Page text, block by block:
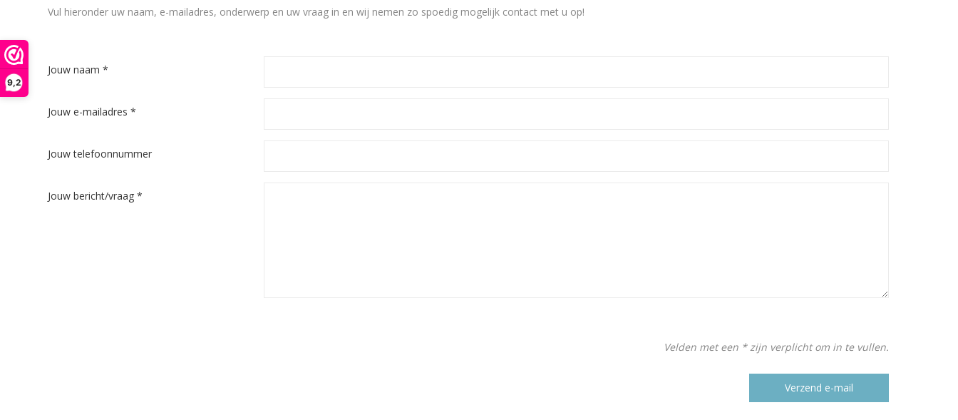
9,2
Vul hieronder uw naam, e-mailadres, onderwerp en uw vraag in en wij nemen zo spoedig mogelijk contact met u op!
Jouw naam *
Jouw e-mailadres *
Jouw telefoonnummer
Jouw bericht/vraag *
Velden met een * zijn verplicht om in te vullen.
Verzend e-mail